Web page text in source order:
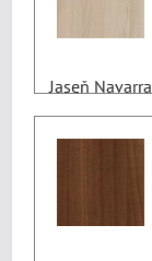
Jaseň Navarra